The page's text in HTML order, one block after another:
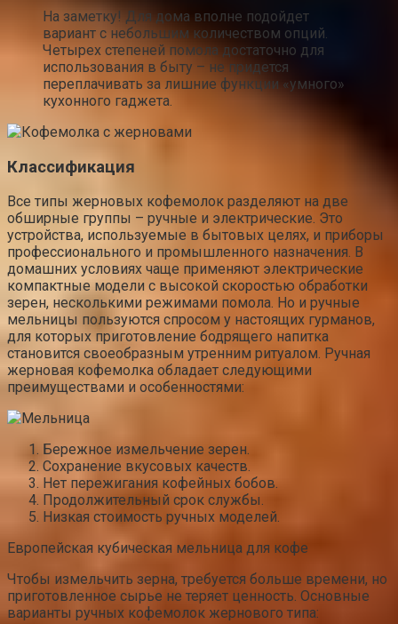
На заметку! Для дома вполне подойдет
вариант с небольшим количеством опций.
Четырех степеней помола достаточно для
использования в быту – не придется
переплачивать за лишние функции «умного»
кухонного гаджета.
Классификация
Все типы жерновых кофемолок разделяют на две
обширные группы – ручные и электрические. Это
устройства, используемые в бытовых целях, и приборы
профессионального и промышленного назначения. В
домашних условиях чаще применяют электрические
компактные модели с высокой скоростью обработки
зерен, несколькими режимами помола. Но и ручные
мельницы пользуются спросом у настоящих гурманов,
для которых приготовление бодрящего напитка
становится своеобразным утренним ритуалом. Ручная
жерновая кофемолка обладает следующими
преимуществами и особенностями:
Бережное измельчение зерен.
Сохранение вкусовых качеств.
Нет пережигания кофейных бобов.
Продолжительный срок службы.
Низкая стоимость ручных моделей.
Европейская кубическая мельница для кофе
Чтобы измельчить зерна, требуется больше времени, но
приготовленное сырье не теряет ценность. Основные
варианты ручных кофемолок жернового типа: